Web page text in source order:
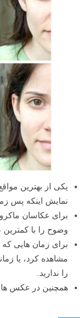
یکی از بهترین
نمایش اینکه پس
برای عکاسان
وضوح را با
مشاهده کرد، یا
را ندارید.
همچنین در عکس